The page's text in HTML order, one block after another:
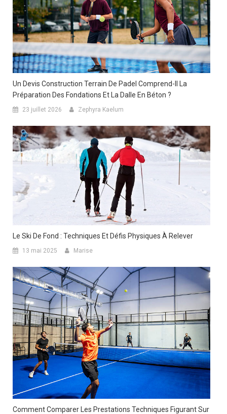
Un Devis Construction Terrain De Padel Comprend-Il La
Préparation Des Fondations Et La Dalle En Béton ?
23 juillet 2026 Zephyra Kaelum
Le Ski De Fond : Techniques Et Défis Physiques À Relever
13 mai 2025 Marise
Comment Comparer Les Prestations Techniques Figurant Sur